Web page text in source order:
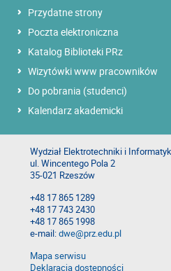
Przydatne strony
Poczta elektroniczna
Katalog Biblioteki PRz
Wizytówki www pracowników
Do pobrania (studenci)
Kalendarz akademicki
Wydział Elektrotechniki i
ul. Wincentego Pola 2
35-021 Rzeszów
+48 17 865 1289
+48 17 743 2430
+48 17 865 1998
e-mail:dwe@prz.edu.pl
Mapa serwisu
Deklaracja dostępności